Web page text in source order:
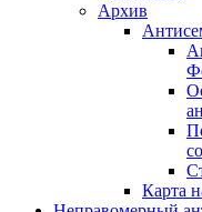
Архив
Карта